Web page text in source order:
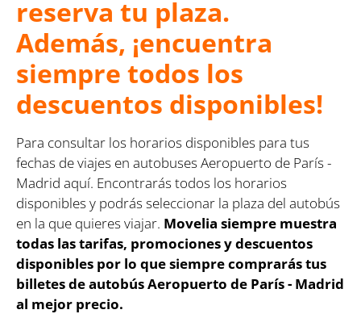
reserva tu plaza.
Además, ¡encuentra
siempre todos los
descuentos disponibles!
Para consultar los horarios disponibles para tus
fechas de viajes en autobuses Aeropuerto de París -
Madrid aquí. Encontrarás todos los horarios
disponibles y podrás seleccionar la plaza del autobús
en la que quieres viajar. Movelia siempre muestra
todas las tarifas, promociones y descuentos
disponibles por lo que siempre comprarás tus
billetes de autobús Aeropuerto de París - Madrid
al mejor precio.